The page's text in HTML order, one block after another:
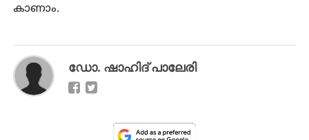
കാണാം.
ഡോ. ഷാഹിദ് പാലേരി